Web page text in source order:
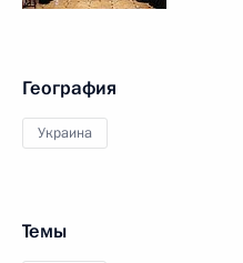
География
Украина
Темы